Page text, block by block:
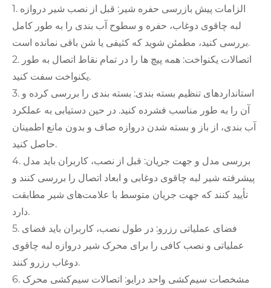
1. الزامات پیش بازرسی حفره شیر: قبل از نصب شیر دروازه
لبه چاقوی دوغاب، حفره و سطوح آب بندی را به طور کامل
بررسی کنید، مطمئن شوید که کثیفی یا شن باقی نمانده است.
2. اتصالات یکنواخت: همه پیچ ها را در تمام نقاط اتصال به طور
یکنواخت سفت کنید.
3. استانداردهای تنظیم بسته بندی: بسته بندی را بررسی کرده و
آن را به طور مناسب فشرده کنید. در حین دستیابی به عملکرد
آب بندی، از باز و بسته شدن دروازه صاف و بدون مانع اطمینان
حاصل کنید.
4. بررسی مدل و جهت جریان: قبل از نصب، کاربران باید مدل
پیشرفته شیر لبه چاقوی دوغابی و ابعاد اتصال را بررسی کنند و
تأیید کنند که جهت جریان متوسط ​​با علامت‌های شیر مطابقت
دارد.
5. فضای عملیاتی رزرو: در طول نصب، کاربران باید فضای
عملیاتی و نصب کافی را برای محرک شیر دروازه لبه چاقوی
دوغاب رزرو کنند.
6. مشخصات سیم‌کشی واحد درایو: اتصالات سیم‌کشی محرک